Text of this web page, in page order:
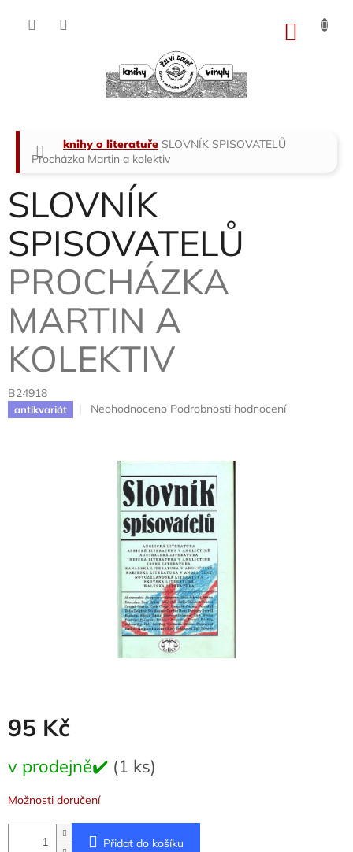
Domů
knihy o literatuře SLOVNÍK SPISOVATELŮ
Procházka Martin a kolektiv
SLOVNÍK
SPISOVATELŮ
PROCHÁZKA
MARTIN A
KOLEKTIV
B24918
antikvariát
Průměrné
hvězdiček.
Neohodnoceno Podrobnosti hodnocení
95 Kč
cena:
v prodejně✔️ (1 ks)
Možnosti doručení
Přidat do košíku